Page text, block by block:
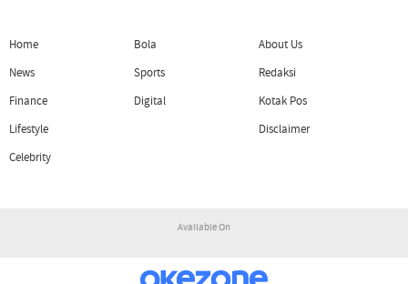
Home
News
Finance
Lifestyle
Celebrity
Bola
Sports
Digital
About Us
Redaksi
Kotak Pos
Disclaimer
Available On